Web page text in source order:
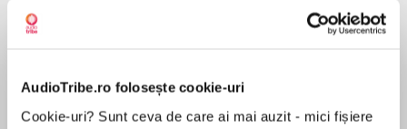
AudioTribe.ro folosește cookie-uri
Cookie-uri? Sunt ceva de care ai mai auzit - mici fișiere
Elita de Argint (Elita
Migdală